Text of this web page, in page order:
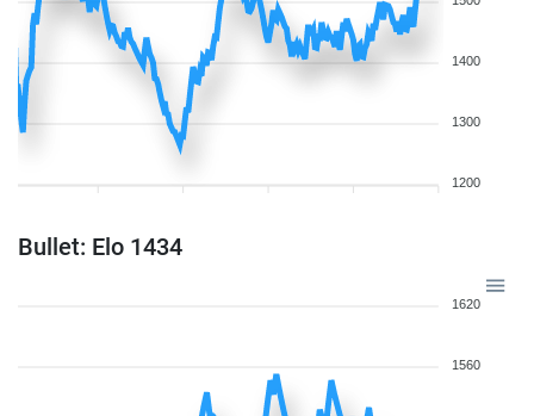
1400
1300
1200
Bullet: Elo 1434
1620
1560